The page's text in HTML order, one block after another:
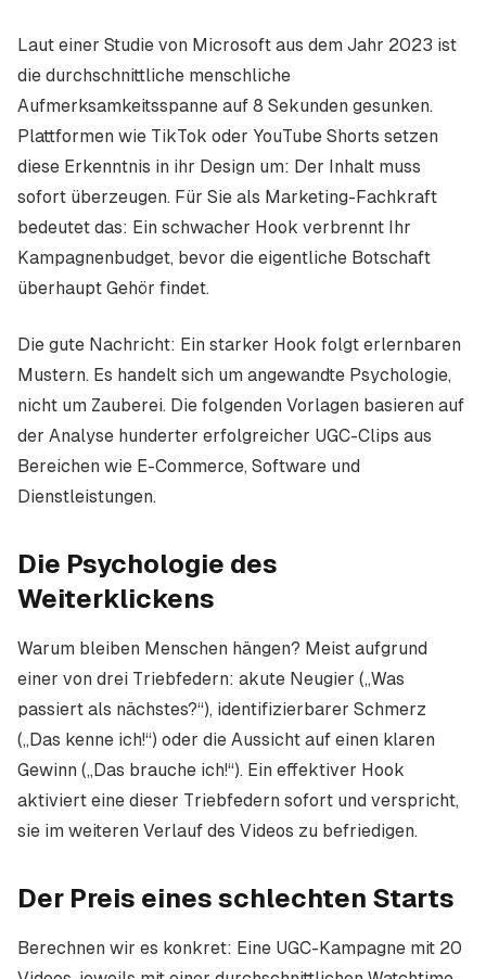
Laut einer Studie von Microsoft aus dem Jahr 2023 ist
die durchschnittliche menschliche
Aufmerksamkeitsspanne auf 8 Sekunden gesunken.
Plattformen wie TikTok oder YouTube Shorts setzen
diese Erkenntnis in ihr Design um: Der Inhalt muss
sofort überzeugen. Für Sie als Marketing-Fachkraft
bedeutet das: Ein schwacher Hook verbrennt Ihr
Kampagnenbudget, bevor die eigentliche Botschaft
überhaupt Gehör findet.
Die gute Nachricht: Ein starker Hook folgt erlernbaren
Mustern. Es handelt sich um angewandte Psychologie,
nicht um Zauberei. Die folgenden Vorlagen basieren auf
der Analyse hunderter erfolgreicher UGC-Clips aus
Bereichen wie E-Commerce, Software und
Dienstleistungen.
Die Psychologie des
Weiterklickens
Warum bleiben Menschen hängen? Meist aufgrund
einer von drei Triebfedern: akute Neugier („Was
passiert als nächstes?“), identifizierbarer Schmerz
(„Das kenne ich!“) oder die Aussicht auf einen klaren
Gewinn („Das brauche ich!“). Ein effektiver Hook
aktiviert eine dieser Triebfedern sofort und verspricht,
sie im weiteren Verlauf des Videos zu befriedigen.
Der Preis eines schlechten Starts
Berechnen wir es konkret: Eine UGC-Kampagne mit 20